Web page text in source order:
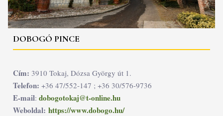
DOBOGÓ PINCE
Cím: 3910 Tokaj, Dózsa György út 1.
Telefon: +36 47/552-147 ; +36 30/576-9736
E-mail: dobogotokaj@t-online.hu
Weboldal: https://www.dobogo.hu/